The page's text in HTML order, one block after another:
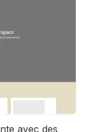
avec des